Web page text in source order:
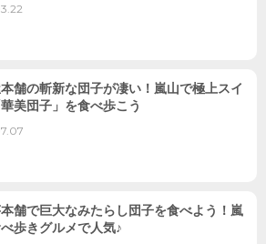
舗の斬新な団子が凄い！嵐山で極上スイ
美団子」を食べ歩こう
舗で巨大なみたらし団子を食べよう！嵐
歩きグルメで人気♪